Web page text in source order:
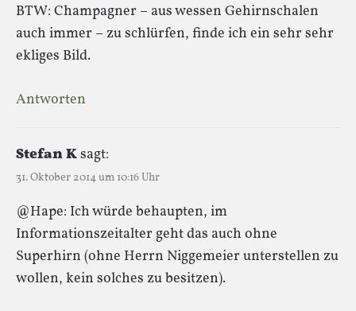
BTW: Champagner – aus wessen Gehirnschalen
auch immer – zu schlürfen, finde ich ein sehr sehr
ekliges Bild.
Antworten
Stefan Ksagt:
31. Oktober 2014 um 10:16 Uhr
@Hape: Ich würde behaupten, im
Informationszeitalter geht das auch ohne
Superhirn (ohne Herrn Niggemeier unterstellen zu
wollen, kein solches zu besitzen).